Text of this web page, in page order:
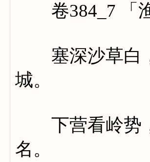
卷384_7 「
塞深沙草白，
城。
下营看岭势，
名。